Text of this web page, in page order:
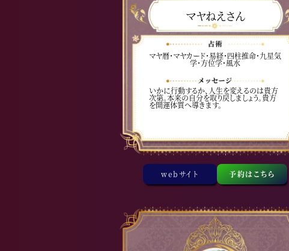
マヤねえさん
マヤ暦・マヤカード・易経・四柱推命・九星気
学・方位学・風水
いかに行動するか、人生を変えるのは貴方
次第。本来の自分を取り戻しましょう。貴方
を開運体質へ導きます。
webサイト 予約はこちら